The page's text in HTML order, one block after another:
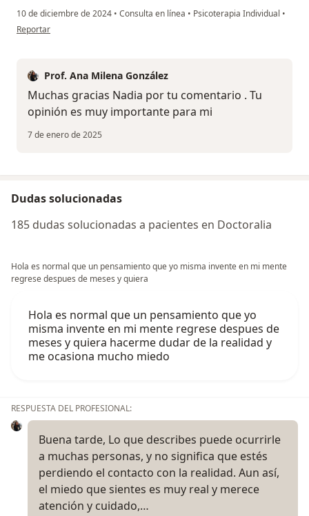
10 de diciembre de 2024 • Consulta en línea • Psicoterapia Individual •
en opinión del usuario Nadia Barrera
Reportar
Prof. Ana Milena González
Muchas gracias Nadia por tu comentario . Tu
opinión es muy importante para mi
7 de enero de 2025
Dudas solucionadas
185 dudas solucionadas a pacientes en Doctoralia
Hola es normal que un pensamiento que yo misma invente en mi mente
regrese despues de meses y quiera
Hola es normal que un pensamiento que yo
misma invente en mi mente regrese despues de
meses y quiera hacerme dudar de la realidad y
me ocasiona mucho miedo
RESPUESTA DEL PROFESIONAL:
Buena tarde, Lo que describes puede ocurrirle
a muchas personas, y no significa que estés
perdiendo el contacto con la realidad. Aun así,
el miedo que sientes es muy real y merece
atención y cuidado,…